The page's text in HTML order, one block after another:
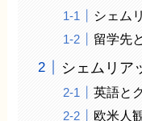
シェム
留学先
シェムリア
英語と
欧米人